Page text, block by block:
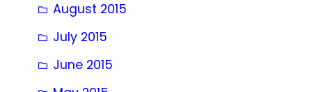
August 2015
July 2015
June 2015